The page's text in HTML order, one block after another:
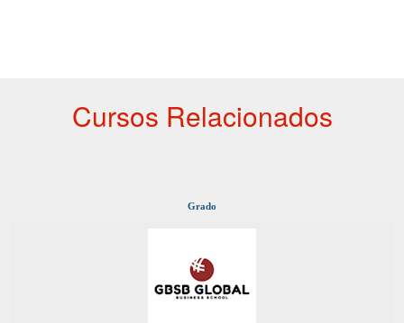
Cursos Relacionados
Grado